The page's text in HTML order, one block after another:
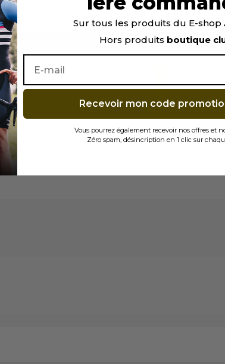
AVIS À PROPOS DU PRODUIT
Sur tous les produits du E-shop
Hors produits boutique
Recevoir mon code
Vous pourrez également recevoir nos offres et
Zéro spam, désincription en 1 clic sur